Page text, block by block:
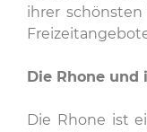
ihrer
Die Rhone und
Die Rhone ist